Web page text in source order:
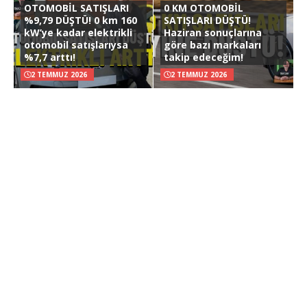
OTOMOBİL SATIŞLARI
%9,79 DÜŞTÜ! 0 km 160
kW’ye kadar elektrikli
otomobil satışlarıysa
%7,7 arttı!
2 TEMMUZ 2026
0 KM OTOMOBİL
SATIŞLARI DÜŞTÜ!
Haziran sonuçlarına
göre bazı markaları
takip edeceğim!
2 TEMMUZ 2026